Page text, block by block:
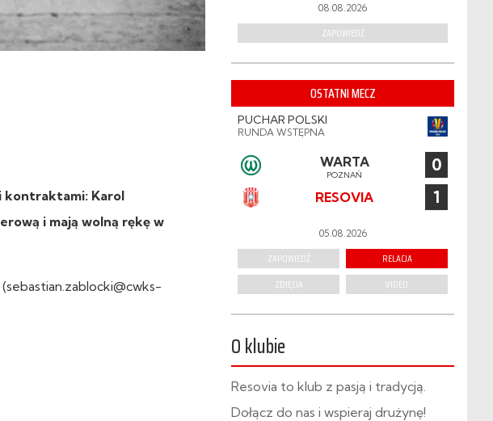
kontraktami: Karol
i mają wolną rękę w
08.08.2026
ZAPOWIEDŹ
OSTATNI MECZ
PUCHAR POLSKI
RUNDA WSTĘPNA
WARTA
POZNAŃ 0
RESOVIA 1
05.08.2026
ZAPOWIEDŹ
RELACJA
ZDJĘCIA
VIDEO
O klubie
Resovia to klub z pasją i tradycją.
Dołącz do nas i wspieraj drużynę!